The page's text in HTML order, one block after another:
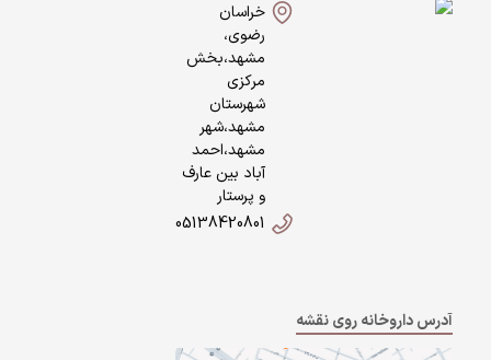
خراسان
رضوی،
مشهد،بخش
مرکزی
شهرستان
مشهد،شهر
مشهد،احمد
آباد بین عارف
و پرستار
05138420801
آدرس داروخانه روی نقشه